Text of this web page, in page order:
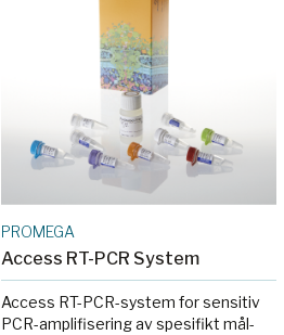
PROMEGA
Access RT-PCR System
Access RT-PCR-system for sensitiv
PCR-amplifisering av spesifikt mål-